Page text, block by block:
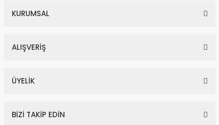
KURUMSAL
ALIŞVERİŞ
ÜYELİK
BİZİ TAKİP EDİN